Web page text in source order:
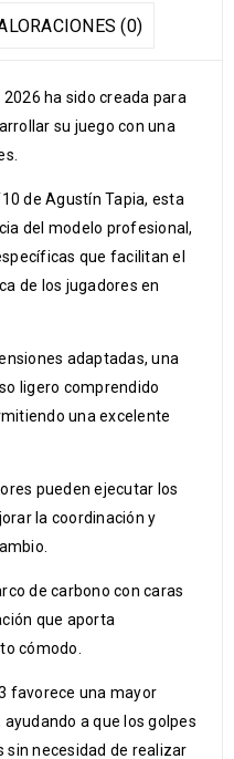
(0)
ha sido creada para
su juego con una
de Agustín Tapia, esta
del modelo profesional,
que facilitan el
de los jugadores en
adaptadas, una
ligero comprendido
una excelente
pueden ejecutar los
la coordinación y
de carbono con caras
que aporta
cómodo.
favorece una mayor
a que los golpes
necesidad de realizar